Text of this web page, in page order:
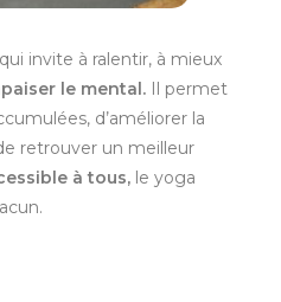
invite à ralentir, à mieux
le mental. Il permet
d’améliorer la
retrouver un meilleur
à tous, le yoga